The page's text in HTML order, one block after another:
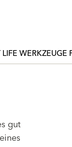
WERKZEUGE
gut